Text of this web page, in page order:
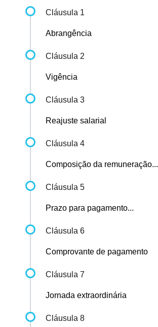
Cláusula 1
Abrangência
Cláusula 2
Vigência
Cláusula 3
Reajuste salarial
Cláusula 4
Composição da remuneração...
Cláusula 5
Prazo para pagamento...
Cláusula 6
Comprovante de pagamento
Cláusula 7
Jornada extraordinária
Cláusula 8